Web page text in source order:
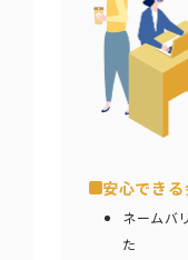
安心でき
ネームバ
た